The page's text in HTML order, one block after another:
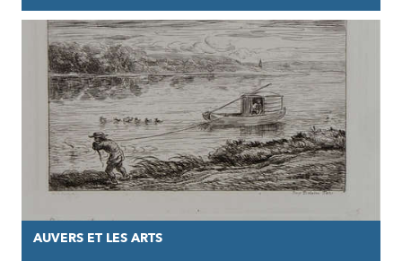
AUVERS ET LES ARTS